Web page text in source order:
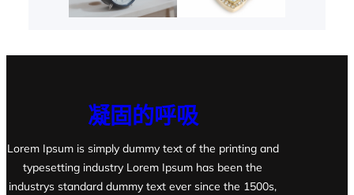
凝固的呼吸
Lorem Ipsum is simply dummy text of the printing and
typesetting industry Lorem Ipsum has been the
industrys standard dummy text ever since the 1500s,